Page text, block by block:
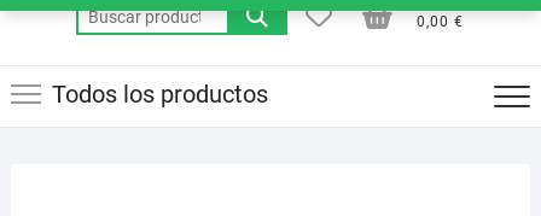
Buscar
por:
0,00 €
Todos los productos